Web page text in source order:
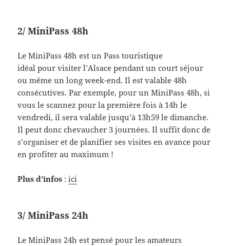
2/ MiniPass 48h
Le MiniPass 48h est un Pass touristique
idéal pour visiter l’Alsace pendant un court séjour
ou même un long week-end. Il est valable 48h
consécutives. Par exemple, pour un MiniPass 48h, si
vous le scannez pour la première fois à 14h le
vendredi, il sera valable jusqu’à 13h59 le dimanche.
Il peut donc chevaucher 3 journées. Il suffit donc de
s’organiser et de planifier ses visites en avance pour
en profiter au maximum !
Plus d’infos :ici
3/ MiniPass 24h
Le MiniPass 24h est pensé pour les amateurs